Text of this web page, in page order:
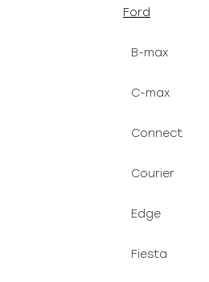
Ford
B-max
C-max
Connect
Courier
Edge
Fiesta